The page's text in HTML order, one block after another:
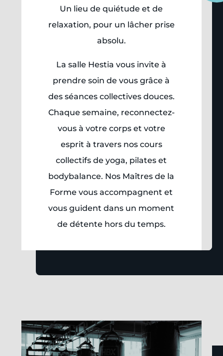
​Un lieu de quiétude et de
relaxation, pour un lâcher prise
absolu.
La salle Hestia vous invite à
prendre soin de vous grâce à
des séances collectives douces.
Chaque semaine, reconnectez-
vous à votre corps et votre
esprit à travers nos cours
collectifs de yoga, pilates et
bodybalance. Nos Maîtres de la
Forme vous accompagnent et
vous guident dans un moment
de détente hors du temps.